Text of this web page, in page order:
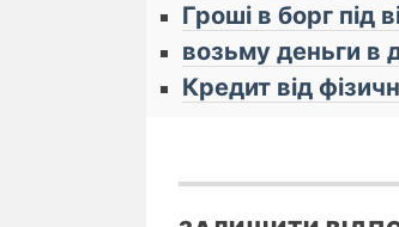
Гроші в борг під
возьму деньги в
Кредит від